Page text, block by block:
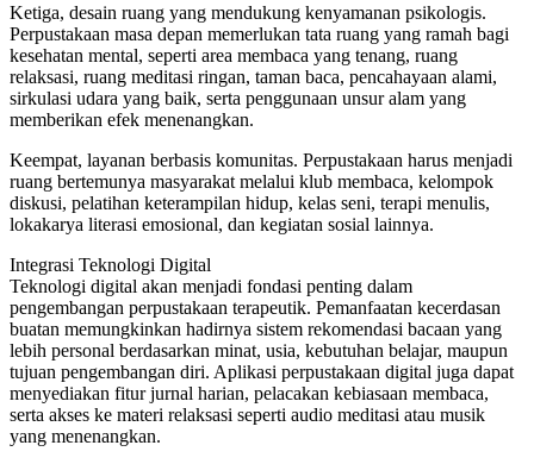
Ketiga, desain ruang yang mendukung kenyamanan psikologis.
Perpustakaan masa depan memerlukan tata ruang yang ramah bagi
kesehatan mental, seperti area membaca yang tenang, ruang
relaksasi, ruang meditasi ringan, taman baca, pencahayaan alami,
sirkulasi udara yang baik, serta penggunaan unsur alam yang
memberikan efek menenangkan.
Keempat, layanan berbasis komunitas. Perpustakaan harus menjadi
ruang bertemunya masyarakat melalui klub membaca, kelompok
diskusi, pelatihan keterampilan hidup, kelas seni, terapi menulis,
lokakarya literasi emosional, dan kegiatan sosial lainnya.
Integrasi Teknologi Digital
Teknologi digital akan menjadi fondasi penting dalam
pengembangan perpustakaan terapeutik. Pemanfaatan kecerdasan
buatan memungkinkan hadirnya sistem rekomendasi bacaan yang
lebih personal berdasarkan minat, usia, kebutuhan belajar, maupun
tujuan pengembangan diri. Aplikasi perpustakaan digital juga dapat
menyediakan fitur jurnal harian, pelacakan kebiasaan membaca,
serta akses ke materi relaksasi seperti audio meditasi atau musik
yang menenangkan.